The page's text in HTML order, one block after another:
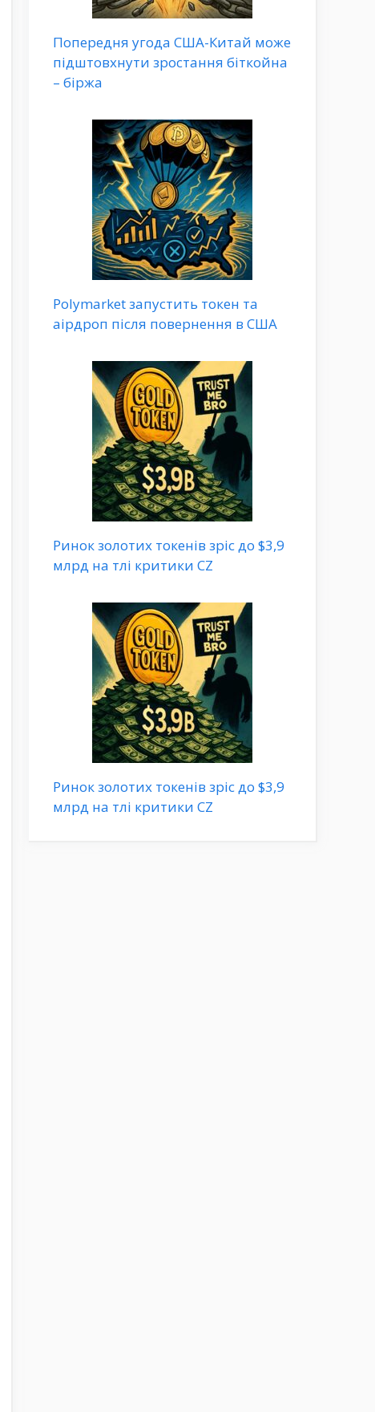
Попередня угода США-Китай може
підштовхнути зростання біткойна
– біржа
Polymarket запустить токен та
аірдроп після повернення в США
Ринок золотих токенів зріс до $3,9
млрд на тлі критики CZ
Ринок золотих токенів зріс до $3,9
млрд на тлі критики CZ